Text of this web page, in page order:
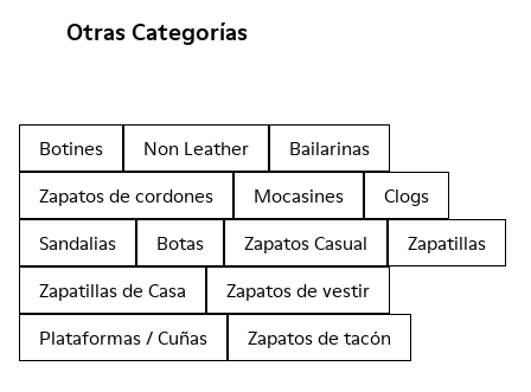
Otras Categorías
Botines Non Leather
Bailarinas
Zapatos de cordones
Mocasines
Clogs
Sandalias
Botas Zapatos Casual
Zapatillas
Zapatillas de Casa
Zapatos de vestir
Plataformas / Cuñas
Zapatos de tacón